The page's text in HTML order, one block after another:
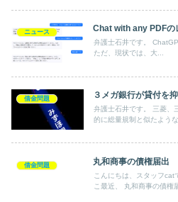
ニュース Chat with any PDFの
弁護士石井です。 ChatGPTによる文書の要約はなかなかのもの。
ただ、現状では、大...
借金問題 ３メガ銀行が貸付を
弁護士石井です。 三菱、三井住友、みずほの３メガ銀行が、自主
的に総量規制と似たよう
借金問題 丸和商事の債権届出
こんにちは、スタッフcatです 一時期よりは減ってきまし
こ最近、 丸和商事の債権